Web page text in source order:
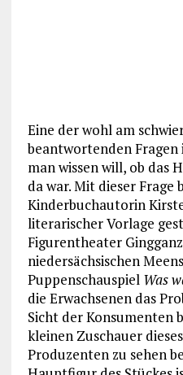
Eine der wohl am
beantwortenden Fragen
man wissen will, ob das
da war. Mit dieser Frage
Kinderbuchautorin
literarischer Vorlage
Figurentheater
niedersächsischen
Puppenschauspiel Was
die Erwachsenen das
Sicht der Konsumenten
kleinen Zuschauer
Produzenten zu sehen